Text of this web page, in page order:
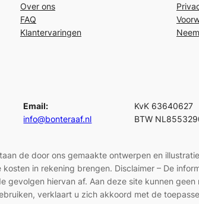
Over ons
FAQ
Klantervaringen
Email:
info@bonteraaf.nl
KvK 63640627
BTW
de door ons gemaakte ontwerpen en
in rekening brengen. Disclaimer – De
gevolgen hiervan af. Aan deze site kunnen
verklaart u zich akkoord met de